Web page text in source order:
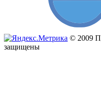
© 2009
защищены